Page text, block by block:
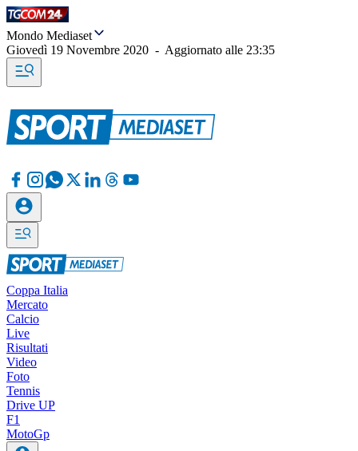
Mondo Mediaset
Giovedì 19 Novembre 2020 - Aggiornato alle 23:35
Coppa Italia
Mercato
Calcio
Live
Risultati
Video
Foto
Tennis
Drive UP
F1
MotoGp